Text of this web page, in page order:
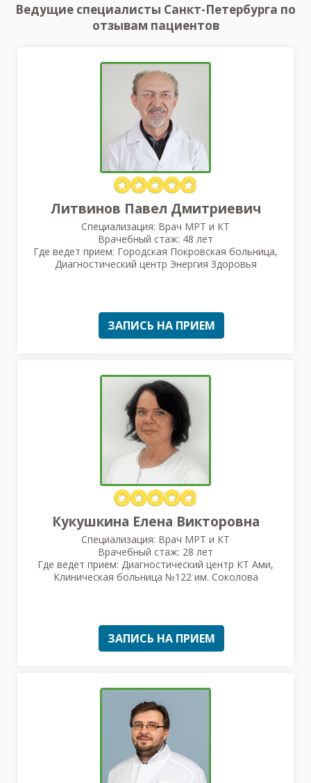
Ведущие специалисты Санкт-Петербурга по
отзывам пациентов
Литвинов Павел Дмитриевич
Специализация: Врач МРТ и КТ
Врачебный стаж: 48 лет
Где ведет прием: Городская Покровская больница,
Диагностический центр Энергия Здоровья
ЗАПИСЬ НА ПРИЕМ
Кукушкина Елена Викторовна
Специализация: Врач МРТ и КТ
Врачебный стаж: 28 лет
Где ведет прием: Диагностический центр КТ Ами,
Клиническая больница №122 им. Соколова
ЗАПИСЬ НА ПРИЕМ